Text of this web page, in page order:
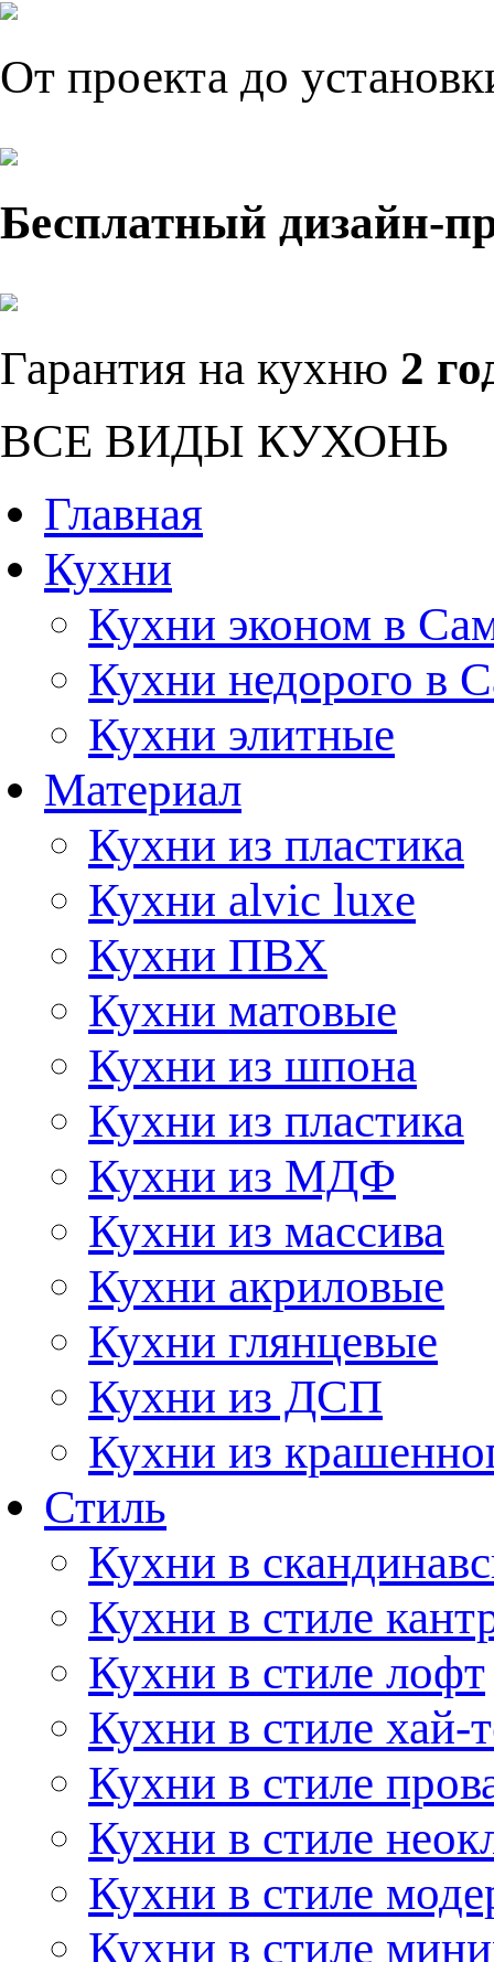
От проекта до
Бесплатный дизайн-
Гарантия на кухню 2
ВСЕ ВИДЫ КУХОНЬ
Главная
Кухни
Кухни эконом в
Кухни недорого в
Кухни элитные
Материал
Кухни из пластика
Кухни alvic luxe
Кухни ПВХ
Кухни матовые
Кухни из шпона
Кухни из пластика
Кухни из МДФ
Кухни из массива
Кухни акриловые
Кухни глянцевые
Кухни из ДСП
Кухни из
Стиль
Кухни в
Кухни в стиле
Кухни в стиле лофт
Кухни в стиле хай-
Кухни в стиле
Кухни в стиле
Кухни в стиле
Кухни в стиле